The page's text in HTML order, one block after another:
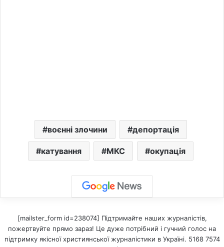
воєнні злочини депортація
катування МКС окупація
[mailster_form id=238074] Підтримайте наших журналістів,
пожертвуйте прямо зараз! Це дуже потрібний і гучний голос на
підтримку якісної християнської журналістики в Україні. 5168 7574